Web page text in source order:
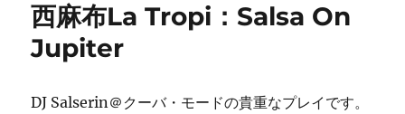
ー
西麻布La Tropi：Salsa On
Jupiter
DJ Salserin＠クーバ・モードの貴重なプレイです。